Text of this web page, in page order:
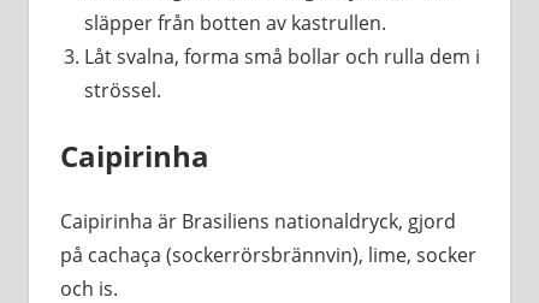
släpper från botten av kastrullen.
Låt svalna, forma små bollar och rulla dem i
strössel.
Caipirinha
Caipirinha är Brasiliens nationaldryck, gjord
på cachaça (sockerrörsbrännvin), lime, socker
och is.